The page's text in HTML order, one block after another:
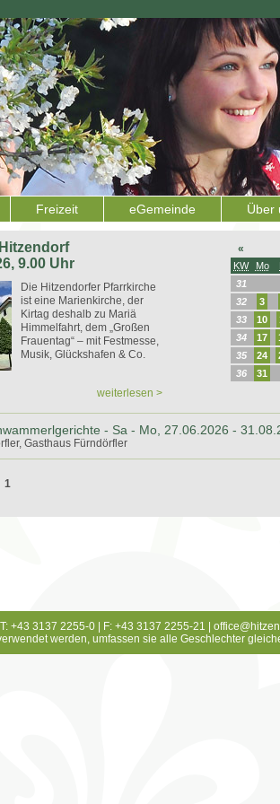
Freizeit eGemeinde Über
9.00 Uhr
Die Hitzendorfer Pfarrkirche
ist eine Marienkirche, der
Kirtag deshalb zu Mariä
Himmelfahrt, dem „Großen
Frauentag“ – mit Festmesse,
Musik, Glückshafen & Co.
weiterlesen >
«
KW Mo
31
32
3
33
10
34
17
35
24
36
31
- Sa - Mo, 27.06.2026 -
Gasthaus Fürndörfler
1
+43 3137 2255-0 | F: +43 3137 2255-21 |
werden, umfassen sie alle Geschlechter